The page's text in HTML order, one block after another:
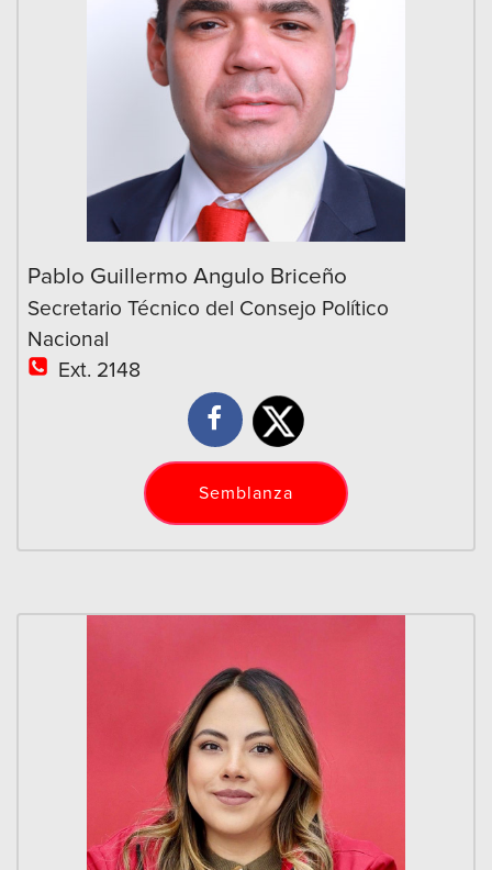
Pablo Guillermo Angulo Briceño
Secretario Técnico del Consejo Político
Nacional
Ext. 2148
Semblanza